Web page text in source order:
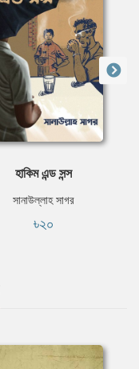
হাকিম এন্ড সন্স
সানাউল্লাহ সাগর
৳২০